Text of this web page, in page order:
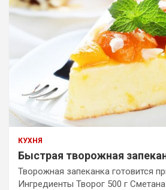
КУХНЯ
Быстрая творожная
Творожная запеканка готовится
Ингредиенты Творог 500 г